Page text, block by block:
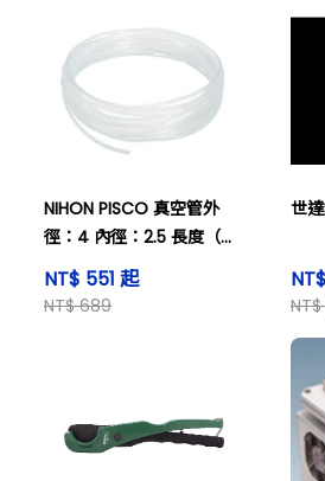
NIHON PISCO 真空管外
徑：4 內徑：2.5 長度（公
尺）：20 透明和其他
NT$ 551 起
NT$ 689
世
NT$